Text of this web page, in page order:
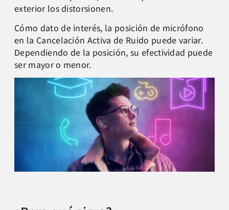
exterior los distorsionen.
Cómo dato de interés, la posición de micrófono
en la Cancelación Activa de Ruido puede variar.
Dependiendo de la posición, su efectividad puede
ser mayor o menor.